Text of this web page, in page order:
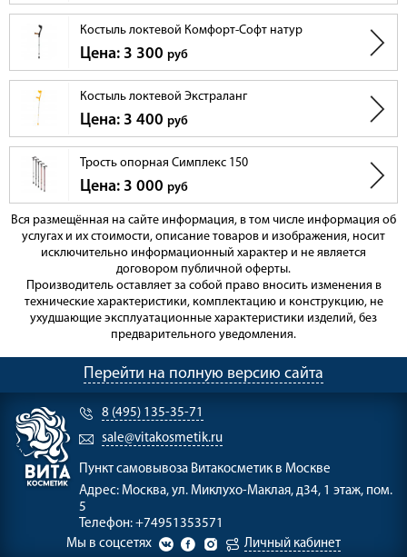
Костыль локтевой Комфорт-Софт натур
Цена: 3 300 руб
Костыль локтевой Экстраланг
Цена: 3 400 руб
Трость опорная Симплекс 150
Цена: 3 000 руб
Вся размещённая на сайте информация, в том числе информация об
услугах и их стоимости, описание товаров и изображения, носит
исключительно информационный характер и не является
договором публичной оферты.
Производитель оставляет за собой право вносить изменения в
технические характеристики, комплектацию и конструкцию, не
ухудшающие эксплуатационные характеристики изделий, без
предварительного уведомления.
Перейти на полную версию сайта
8 (495) 135-35-71
sale@vitakosmetik.ru
Пункт самовывоза Витакосметик в Москве
Адрес: Москва, ул. Миклухо-Маклая, д34, 1 этаж, пом.
5
Телефон: +74951353571
Мы в соцсетях
Личный кабинет